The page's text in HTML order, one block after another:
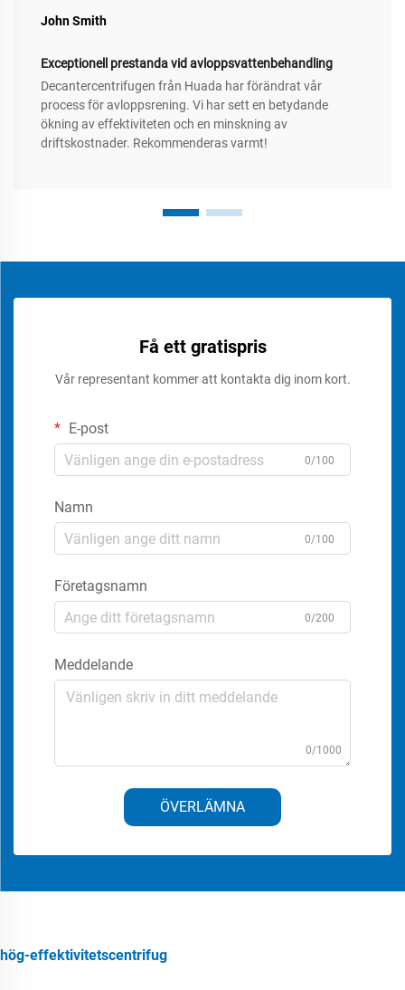
John Smith
Exceptionell prestanda vid avloppsvattenbehandling
Decantercentrifugen från Huada har förändrat vår
process för avloppsrening. Vi har sett en betydande
ökning av effektiviteten och en minskning av
driftskostnader. Rekommenderas varmt!
Få ett gratispris
Vår representant kommer att kontakta dig inom kort.
E-post
0/100
Namn
0/100
Företagsnamn
0/200
Meddelande
0/1000
ÖVERLÄMNA
hög-effektivitetscentrifug